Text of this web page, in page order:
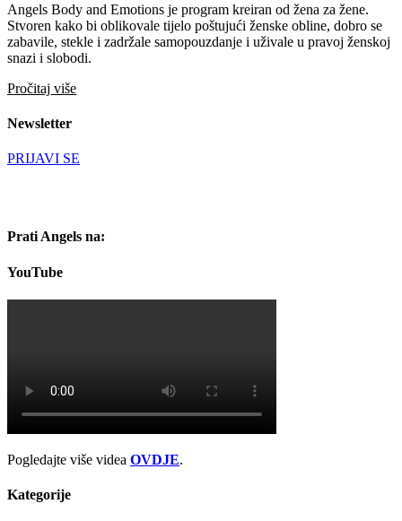
Angels Body and Emotions je program kreiran od žena za žene.
Stvoren kako bi oblikovale tijelo poštujući ženske obline, dobro se
zabavile, stekle i zadržale samopouzdanje i uživale u pravoj ženskoj
snazi i slobodi.
Pročitaj više
Newsletter
PRIJAVI SE
Prati Angels na:
YouTube
Pogledajte više videa OVDJE.
Kategorije